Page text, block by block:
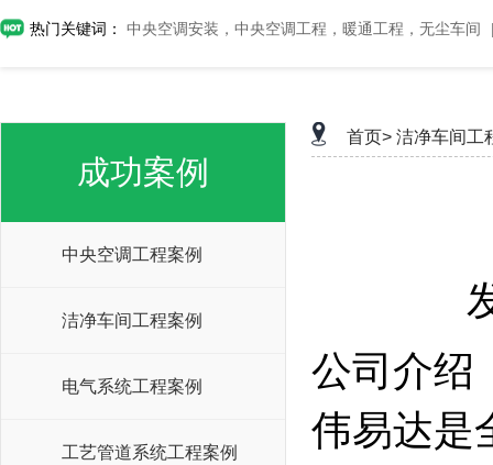
热门关键词： 中央空调安装，中央空调工程，暖通工程，无尘车间
成功案例
中央空调工程案例
洁净车间工程案例
电气系统工程案例
工艺管道系统工程案例
首页> 洁净车间工
公司介绍
伟易达是